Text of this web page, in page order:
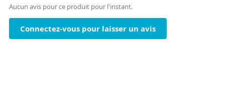
Aucun avis pour ce produit pour l'instant.
Connectez-vous pour laisser un avis